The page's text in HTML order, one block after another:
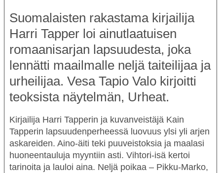
Suomalaisten rakastama kirjailija
Harri Tapper loi ainutlaatuisen
romaanisarjan lapsuudesta, joka
lennätti maailmalle neljä taiteilijaa ja
urheilijaa. Vesa Tapio Valo kirjoitti
teoksista näytelmän, Urheat.
Kirjailija Harri Tapperin ja kuvanveistäjä Kain
Tapperin lapsuudenperheessä luovuus ylsi yli arjen
askareiden. Aino-äiti teki puuveistoksia ja maalasi
huoneentauluja myyntiin asti. Vihtori-isä kertoi
tarinoita ja lauloi aina. Neljä poikaa – Pikku-Marko,